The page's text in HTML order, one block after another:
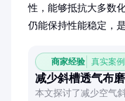
性，能够抵抗大多数
仍能保持性能稳定，
商家经验 真实案
减少斜槽透气布
本文探讨了减少空气